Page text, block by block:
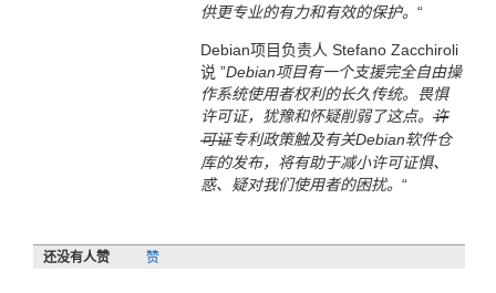
供更专业的有力和有效的保护。 “
Debian项目负责人 Stefano Zacchiroli
说 ”Debian项目有一个支援完全自由操
作系统使用者权利的长久传统。畏惧
许可证，犹豫和怀疑削弱了这点。 许
可证专利政策触及有关Debian软件仓
库的发布，将有助于减小许可证惧、
惑、疑对我们使用者的困扰。 “
还没有人赞 赞